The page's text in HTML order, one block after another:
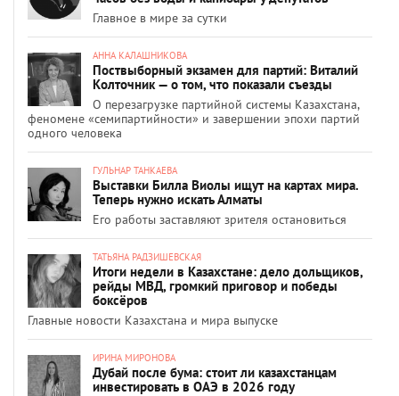
Главное в мире за сутки
АННА КАЛАШНИКОВА
Поствыборный экзамен для партий: Виталий
Колточник — о том, что показали съезды
О перезагрузке партийной системы Казахстана,
феномене «семипартийности» и завершении эпохи партий
одного человека
ГУЛЬНАР ТАНКАЕВА
Выставки Билла Виолы ищут на картах мира.
Теперь нужно искать Алматы
Его работы заставляют зрителя остановиться
ТАТЬЯНА РАДЗИШЕВСКАЯ
Итоги недели в Казахстане: дело дольщиков,
рейды МВД, громкий приговор и победы
боксёров
Главные новости Казахстана и мира выпуске
ИРИНА МИРОНОВА
Дубай после бума: стоит ли казахстанцам
инвестировать в ОАЭ в 2026 году